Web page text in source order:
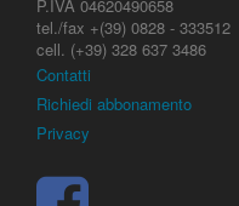
P.IVA 04620490658
tel./fax +(39) 0828 - 333512
cell. (+39) 328 637 3486
Contatti
Richiedi abbonamento
Privacy